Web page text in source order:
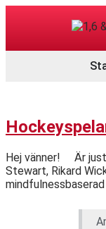
Hej vänner! Är just
Stewart, Rikard